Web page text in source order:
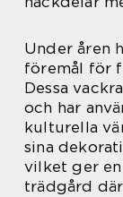
Under åren
föremål för
Dessa
och har
kulturella
sina
vilket ger
trädgård